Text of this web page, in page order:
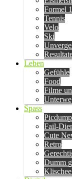
Formel 1
Tennis
Velo
Ski
Leben
Gefühle
Food
Filme
Spass
Picdump
Fail-
Cute
Retro
Dumm